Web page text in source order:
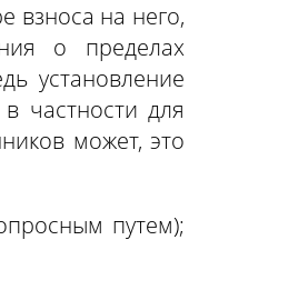
взноса на него,
о пределах
установление
частности для
может, это
путем);